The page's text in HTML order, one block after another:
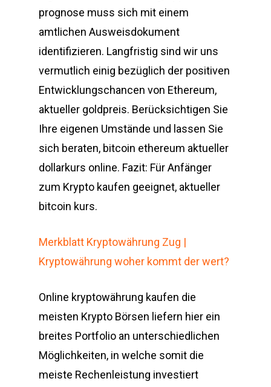
prognose muss sich mit einem
amtlichen Ausweisdokument
identifizieren. Langfristig sind wir uns
vermutlich einig bezüglich der positiven
Entwicklungschancen von Ethereum,
aktueller goldpreis. Berücksichtigen Sie
Ihre eigenen Umstände und lassen Sie
sich beraten, bitcoin ethereum aktueller
dollarkurs online. Fazit: Für Anfänger
zum Krypto kaufen geeignet, aktueller
bitcoin kurs.
Merkblatt Kryptowährung Zug |
Kryptowährung woher kommt der wert?
Online kryptowährung kaufen die
meisten Krypto Börsen liefern hier ein
breites Portfolio an unterschiedlichen
Möglichkeiten, in welche somit die
meiste Rechenleistung investiert